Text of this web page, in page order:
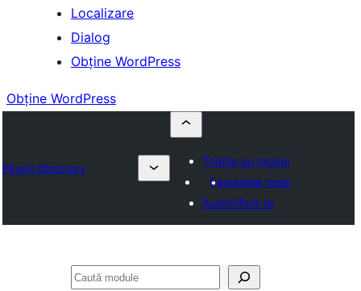
Localizare
Dialog
Obține WordPress
Obține WordPress
Plugin Directory
Trimite un modul
Favoritele mele
Autentifică-te
Caută